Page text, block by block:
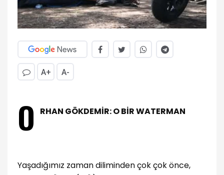
A+ A-
O RHAN GÖKDEMİR: O BİR WATERMAN
Yaşadığımız zaman diliminden çok çok önce,